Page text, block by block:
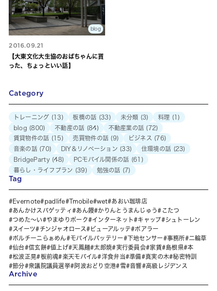
blog
2016.09.21
【大東文化大生協のおばちゃんに貰
った、ちょっといい話】
Category
トレーニング (13) 板橋の話 (33) 未分類 (3) 料理 (1)
blog (800) 不動産の話 (84) 不動産業の話 (72)
賃貸物件の話 (15) 売買物件の話 (9) ビジネス (76)
音楽の話(70) DIY＆リノベーション (33) 住環境の話 (23)
BridgeParty(48) PCモバイル関係の話 (61)
暮らし・ライフプラン (39) 勉強の話 (7)
Tag
Evernote padlife Tmobile wet
あおい珈琲店
あんかけスパゲッティ
あん饅 かりんとうまんじゅう
こたつ
つめた～い
やまゆりポーク インターネット キャップ
シュトーレン
スイーツ
チンジャオロース ビューアルッテ
ポアラー
ポルチーニらぁめん
モバイルバッテリー 下地センサー 事務所
二輪草
仙台
信玄餅 値上げ 天鳳麺 太郎焼 実行委員会 家賃 島根県
本
松波正晃
板前魂 楽天モバイル 洋食弁当 準備 真実の木
秘密特訓
節分
衆議院議員選挙 阿波おどり空港 雪 音響 高級レジデンス
Archive